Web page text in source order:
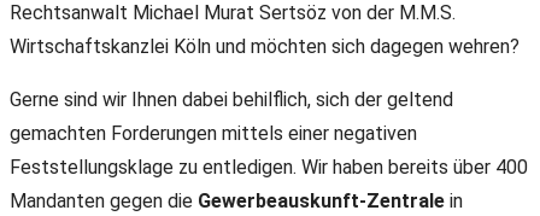
Rechtsanwalt Michael Murat Sertsöz von der M.M.S.
Wirtschaftskanzlei Köln und möchten sich dagegen wehren?
Gerne sind wir Ihnen dabei behilflich, sich der geltend
gemachten Forderungen mittels einer negativen
Feststellungsklage zu entledigen. Wir haben bereits über 400
Mandanten gegen die Gewerbeauskunft-Zentrale in